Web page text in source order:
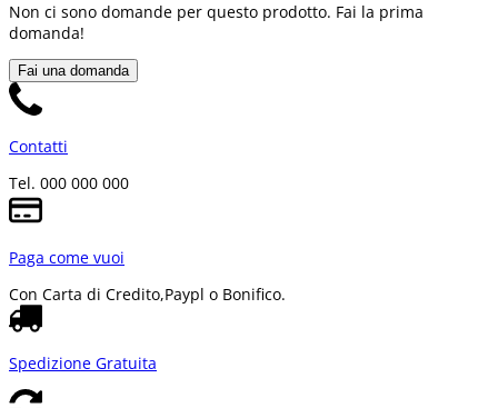
Non ci sono domande per questo prodotto. Fai la prima
domanda!
Fai una domanda
Contatti
Tel. 000 000 000
Paga come vuoi
Con Carta di Credito,Paypl o Bonifico.
Spedizione Gratuita